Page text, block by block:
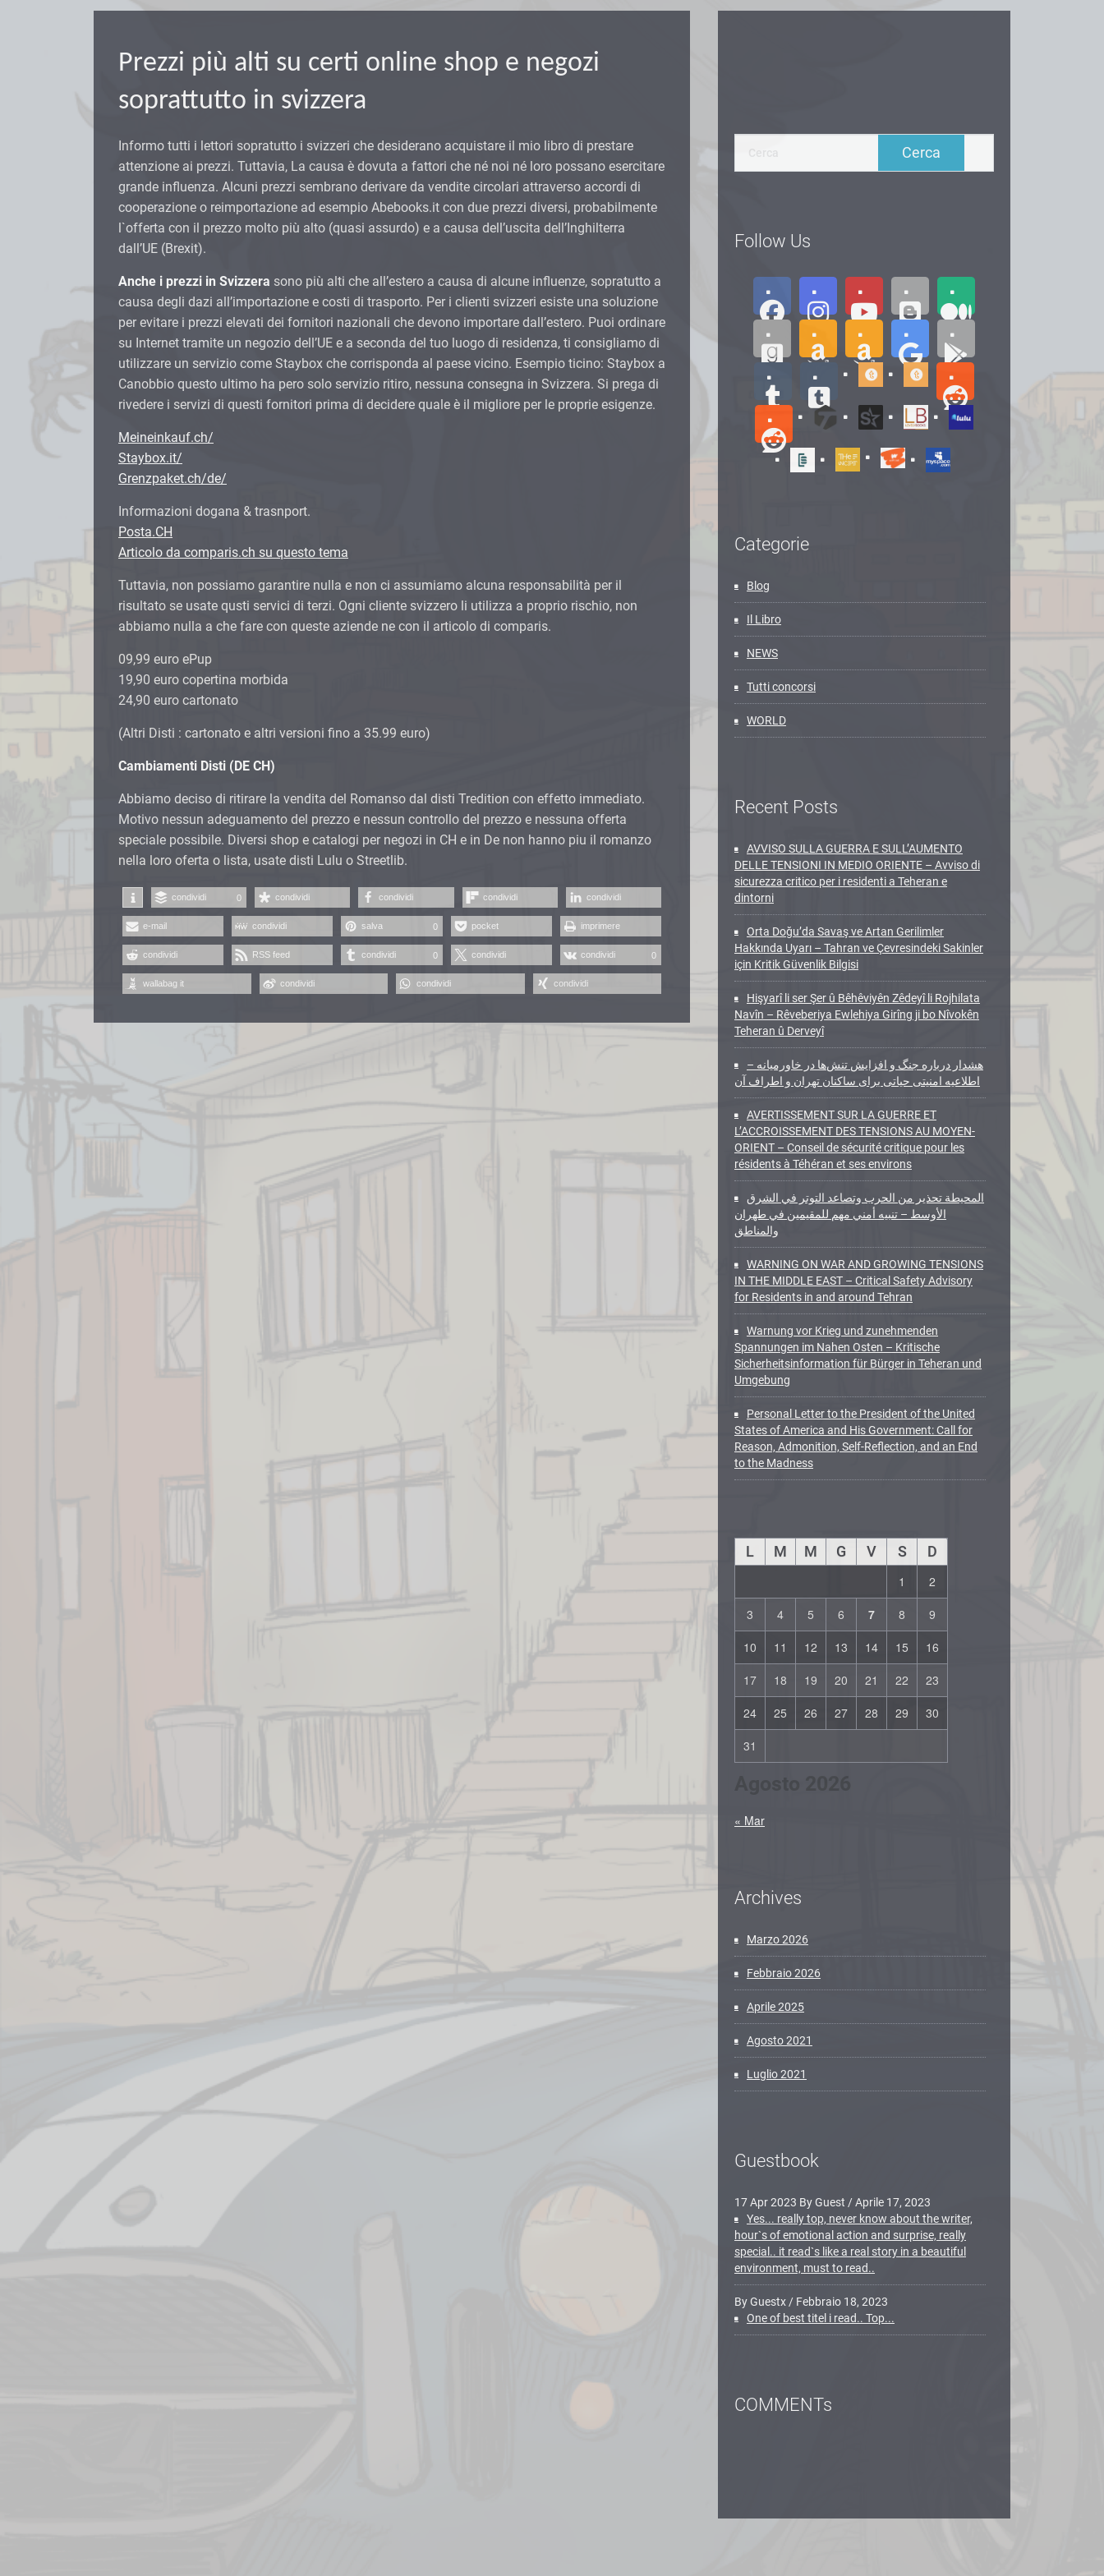
Prezzi più alti su certi online shop e negozi
soprattutto in svizzera
Informo tutti i lettori sopratutto i svizzeri che desiderano acquistare il mio libro di prestare
attenzione ai prezzi. Tuttavia, La causa è dovuta a fattori che né noi né loro possano esercitare
grande influenza. Alcuni prezzi sembrano derivare da vendite circolari attraverso accordi di
cooperazione o reimportazione ad esempio Abebooks.it con due prezzi diversi, probabilmente
l`offerta con il prezzo molto più alto (quasi assurdo) e a causa dell’uscita dell’Inghilterra
dall’UE (Brexit).
Anche i prezzi in Svizzera sono più alti che all’estero a causa di alcune influenze, sopratutto a
causa degli dazi all’importazione e costi di trasporto. Per i clienti svizzeri esiste una soluzione
per evitare i prezzi elevati dei fornitori nazionali che devono importare dall’estero. Puoi ordinare
su Internet tramite un negozio dell’UE e a seconda del tuo luogo di residenza, ti consigliamo di
utilizzare un servizio come Staybox che corrisponda al paese vicino. Esempio ticino: Staybox a
Canobbio questo ultimo ha pero solo servizio ritiro, nessuna consegna in Svizzera. Si prega di
rivedere i servizi di questi fornitori prima di decidere quale è il migliore per le proprie esigenze.
Meineinkauf.ch/
Staybox.it/
Grenzpaket.ch/de/
Informazioni dogana & trasnport.
Posta.CH
Articolo da comparis.ch su questo tema
Tuttavia, non possiamo garantire nulla e non ci assumiamo alcuna responsabilità per il
risultato se usate qusti servici di terzi. Ogni cliente svizzero li utilizza a proprio rischio, non
abbiamo nulla a che fare con queste aziende ne con il articolo di comparis.
09,99 euro ePup
19,90 euro copertina morbida
24,90 euro cartonato
(Altri Disti : cartonato e altri versioni fino a 35.99 euro)
Cambiamenti Disti (DE CH)
Abbiamo deciso di ritirare la vendita del Romanso dal disti Tredition con effetto immediato.
Motivo nessun adeguamento del prezzo e nessun controllo del prezzo e nessuna offerta
speciale possibile. Diversi shop e catalogi per negozi in CH e in De non hanno piu il romanzo
nella loro oferta o lista, usate disti Lulu o Streetlib.
condividi 0 condividi condividi condividi condividi
e-mail condividi salva 0 pocket imprimere
condividi RSS feed condividi 0 condividi condividi 0
wallabag it condividi condividi condividi
Follow Us
Categorie
Blog
Il Libro
NEWS
Tutti concorsi
WORLD
Recent Posts
AVVISO SULLA GUERRA E SULL’AUMENTO
DELLE TENSIONI IN MEDIO ORIENTE – Avviso di
sicurezza critico per i residenti a Teheran e
dintorni
Orta Doğu’da Savaş ve Artan Gerilimler
Hakkında Uyarı – Tahran ve Çevresindeki Sakinler
için Kritik Güvenlik Bilgisi
Hişyarî li ser Şer û Bêhêviyên Zêdeyî li Rojhilata
Navîn – Rêveberiya Ewlehiya Girîng ji bo Nîvokên
Teheran û Derveyî
هشدار درباره جنگ و افزایش تنش‌ها در خاورمیانه –
اطلاعیه امنیتی حیاتی برای ساکنان تهران و اطراف آن
AVERTISSEMENT SUR LA GUERRE ET
L’ACCROISSEMENT DES TENSIONS AU MOYEN-
ORIENT – Conseil de sécurité critique pour les
résidents à Téhéran et ses environs
المحيطة تحذير من الحرب وتصاعد التوتر في الشرق
الأوسط – تنبيه أمني مهم للمقيمين في طهران
والمناطق
WARNING ON WAR AND GROWING TENSIONS
IN THE MIDDLE EAST – Critical Safety Advisory
for Residents in and around Tehran
Warnung vor Krieg und zunehmenden
Spannungen im Nahen Osten – Kritische
Sicherheitsinformation für Bürger in Teheran und
Umgebung
Personal Letter to the President of the United
States of America and His Government: Call for
Reason, Admonition, Self-Reflection, and an End
to the Madness
L M M G V S D
1
2
3
4 5 6 7 8
9
10
11 12 13 14 15
16
17
18 19 20 21 22
23
24
25 26 27 28 29
30
31
« Mar
Archives
Marzo 2026
Febbraio 2026
Aprile 2025
Agosto 2021
Luglio 2021
Guestbook
17 Apr 2023 By Guest /Aprile 17, 2023
Yes... really top, never know about the writer,
hour`s of emotional action and surprise, really
special.. it read`s like a real story in a beautiful
environment, must to read..
By Guestx / Febbraio 18, 2023
One of best titel i read.. Top...
COMMENTs